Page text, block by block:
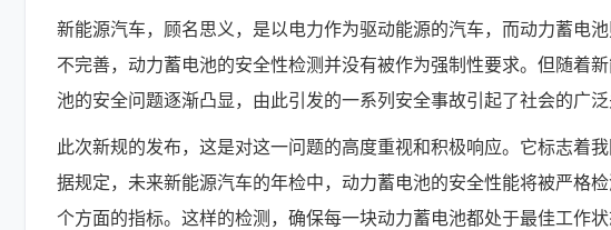
新能源汽车，顾名思义，是以电力作为驱动能源的汽车，而动力蓄电
不完善，动力蓄电池的安全性检测并没有被作为强制性要求。但随着
池的安全问题逐渐凸显，由此引发的一系列安全事故引起了社会的广泛
此次新规的发布，这是对这一问题的高度重视和积极响应。它标志着
据规定，未来新能源汽车的年检中，动力蓄电池的安全性能将被严格
个方面的指标。这样的检测，确保每一块动力蓄电池都处于最佳工作状